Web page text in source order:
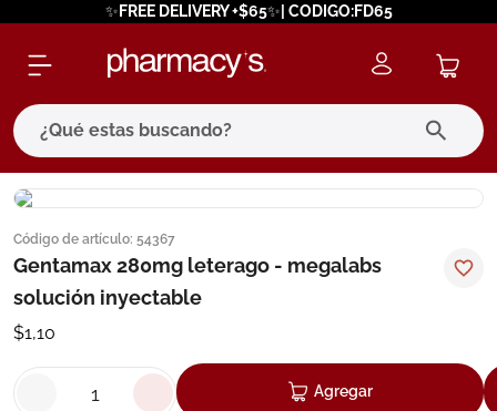
✨FREE DELIVERY +$65✨| CODIGO:FD65
¿Qué estas buscando?
Código de artículo: 54367
Gentamax 280mg leterago - megalabs
solución inyectable
$1,10
Agregar
términos más buscados
1. eucerin
cerave